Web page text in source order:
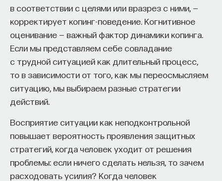
в соответствии с целями или вразрез с ними, —
корректирует копинг-поведение. Когнитивное
оценивание — важный фактор динамики копинга.
Если мы представляем себе совладание
с трудной ситуацией как длительный процесс,
то в зависимости от того, как мы переосмысляем
ситуацию, мы выбираем разные стратегии
действий.
Восприятие ситуации как неподконтрольной
повышает вероятность проявления защитных
стратегий, когда человек уходит от решения
проблемы: если ничего сделать нельзя, то зачем
расходовать усилия? Когда человек
Основатель ПостНауки Ивар Максутов запускает
проект Naukka Talents.
Это глобальная экосистема для поиска и найма
STEM-специалистов (Science, Technology,
Engineering, Mathematics) в самые амбициозные
Deep-Tech и Biotech проекты по всему миру. Если
вы занимаетесь биоинформатикой, молекулярной
дисциплинами, проект поможет вам найти место
в командах, меняющих индустрию.
Как стать участником:
Заполнить анкету кандидата
Посмотреть текущие вакансии
Отростки нейронов, которые принимают
информацию. У одного нейрона чаще всего
несколько сильно ветвящихся дендритов. Они
образуют что-то вроде входной антенны
и передают сигналы к телу нервной клетки. Чем
больше у нейрона дендритов, тем разнообразнее
и обрабатывает.
Аксон